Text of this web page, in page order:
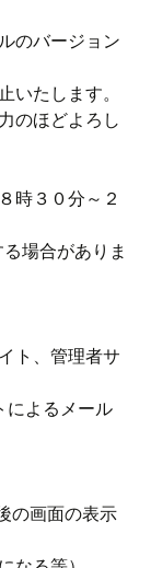
のバージョン
いたします。
のほどよろし
時３０分～２
場合がありま
ト、管理者サ
によるメール
の画面の表示